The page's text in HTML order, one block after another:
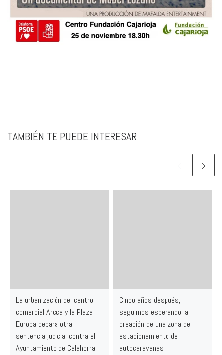
TAMBIÉN TE PUEDE INTERESAR
La urbanización del centro
comercial Arcca y la Plaza
Europa depara otra
sentencia judicial contra el
Ayuntamiento de Calahorra
Cinco años después,
seguimos esperando la
creación de una zona de
estacionamiento de
autocaravanas